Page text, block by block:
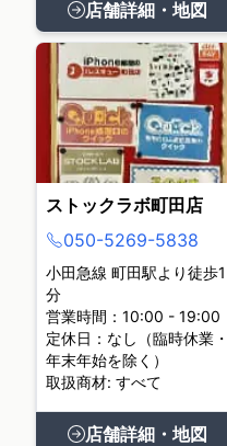
店舗詳細・地図
ストックラボ町田店
050-5269-5838
小田急線 町田駅より徒歩1
分
営業時間：10:00 - 19:00
定休日：なし（臨時休業・
年末年始を除く）
取扱商材: すべて
店舗詳細・地図